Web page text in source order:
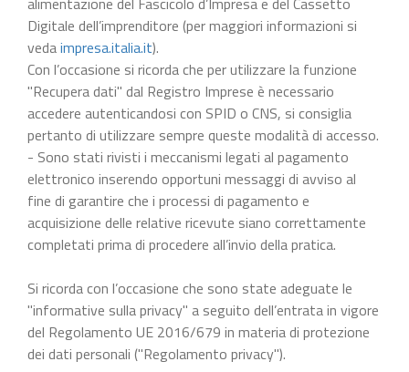
Digitale dell’imprenditore (per maggiori informazioni si
vedaimpresa.italia.it).
Con l’occasione si ricorda che per utilizzare la funzione
"Recupera dati" dal Registro Imprese è necessario
accedere autenticandosi con SPID o CNS, si consiglia
pertanto di utilizzare sempre queste modalità di accesso.
- Sono stati rivisti i meccanismi legati al pagamento
elettronico inserendo opportuni messaggi di avviso al
fine di garantire che i processi di pagamento e
acquisizione delle relative ricevute siano correttamente
completati prima di procedere all’invio della pratica.
Si ricorda con l’occasione che sono state adeguate le
"informative sulla privacy" a seguito dell’entrata in vigore
del Regolamento UE 2016/679 in materia di protezione
dei dati personali ("Regolamento privacy").